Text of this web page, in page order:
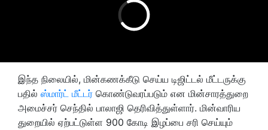
இந்த நிலையில், மின்கணக்கீடு செய்ய டிஜிட்டல் மீட்டருக்கு
பதில் ஸ்மார்ட் மீட்டர் கொண்டுவரப்படும் என மின்சாரத்துறை
அமைச்சர் செந்தில் பாலாஜி தெரிவித்துள்ளார். மின்வாரிய
துறையில் ஏற்பட்டுள்ள 900 கோடி இழப்பை சரி செய்யும்